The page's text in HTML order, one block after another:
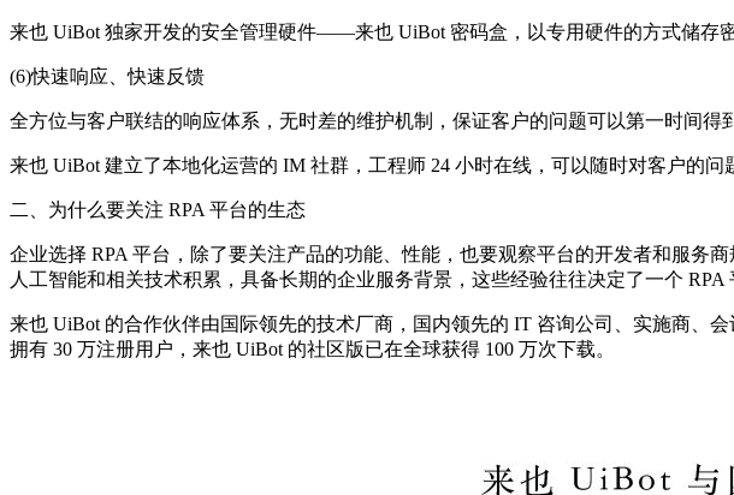
来也 UiBot 独家开发的安全管理硬件——来也 UiBot 密码盒，以专用硬件的方式储存
(6)快速响应、快速反馈
全方位与客户联结的响应体系，无时差的维护机制，保证客户的问题可以第一时间得
来也 UiBot 建立了本地化运营的 IM 社群，工程师 24 小时在线，可以随时对客户的
二、为什么要关注 RPA 平台的生态
企业选择 RPA 平台，除了要关注产品的功能、性能，也要观察平台的开发者和服务
人工智能和相关技术积累，具备长期的企业服务背景，这些经验往往决定了一个
来也 UiBot 的合作伙伴由国际领先的技术厂商，国内领先的 IT 咨询公司、实施商、
拥有 30 万注册用户，来也 UiBot 的社区版已在全球获得 100 万次下载。